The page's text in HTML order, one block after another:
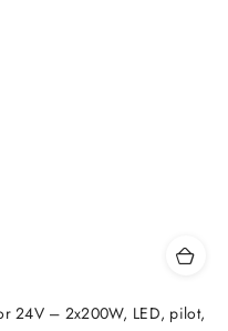
24V – 2x200W, LED, pilot,